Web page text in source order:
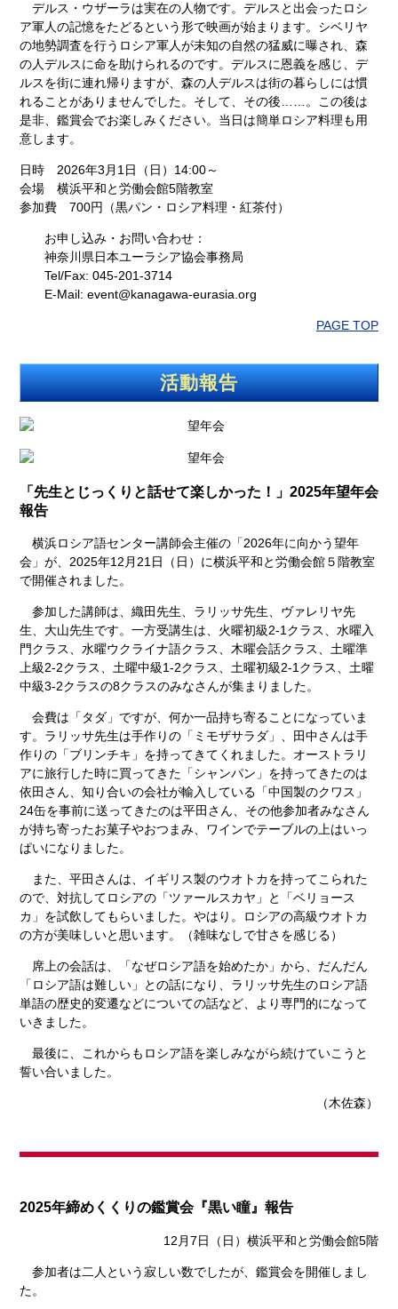
デルス・ウザーラは実在の人物です。デルスと出会ったロシ
ア軍人の記憶をたどるという形で映画が始まります。シベリヤ
の地勢調査を行うロシア軍人が未知の自然の猛威に曝され、森
の人デルスに命を助けられるのです。デルスに恩義を感じ、デ
ルスを街に連れ帰りますが、森の人デルスは街の暮らしには慣
れることがありませんでした。そして、その後……。この後は
是非、鑑賞会でお楽しみください。当日は簡単ロシア料理も用
意します。
日時 2026年3月1日（日）14:00～
会場 横浜平和と労働会館5階教室
参加費 700円（黒パン・ロシア料理・紅茶付）
お申し込み・お問い合わせ：
神奈川県日本ユーラシア協会事務局
Tel/Fax: 045-201-3714
E-Mail: event@kanagawa-eurasia.org
PAGE TOP
活動報告
「先生とじっくりと話せて楽しかった！」2025年望年会
報告
横浜ロシア語センター講師会主催の「2026年に向かう望年
会」が、2025年12月21日（日）に横浜平和と労働会館５階教室
で開催されました。
参加した講師は、織田先生、ラリッサ先生、ヴァレリヤ先
生、大山先生です。一方受講生は、火曜初級2-1クラス、水曜入
門クラス、水曜ウクライナ語クラス、木曜会話クラス、土曜準
上級2-2クラス、土曜中級1-2クラス、土曜初級2-1クラス、土曜
中級3-2クラスの8クラスのみなさんが集まりました。
会費は「タダ」ですが、何か一品持ち寄ることになっていま
す。ラリッサ先生は手作りの「ミモザサラダ」、田中さんは手
作りの「ブリンチキ」を持ってきてくれました。オーストラリ
アに旅行した時に買ってきた「シャンパン」を持ってきたのは
依田さん、知り合いの会社が輸入している「中国製のクワス」
24缶を事前に送ってきたのは平田さん、その他参加者みなさん
が持ち寄ったお菓子やおつまみ、ワインでテーブルの上はいっ
ぱいになりました。
また、平田さんは、イギリス製のウオトカを持ってこられた
ので、対抗してロシアの「ツァールスカヤ」と「ベリョース
カ」を試飲してもらいました。やはり。ロシアの高級ウオトカ
の方が美味しいと思います。（雑味なしで甘さを感じる）
席上の会話は、「なぜロシア語を始めたか」から、だんだん
「ロシア語は難しい」との話になり、ラリッサ先生のロシア語
単語の歴史的変遷などについての話など、より専門的になって
いきました。
最後に、これからもロシア語を楽しみながら続けていこうと
誓い合いました。
（木佐森）
2025年締めくくりの鑑賞会『黒い瞳』報告
12月7日（日）横浜平和と労働会館5階
参加者は二人という寂しい数でしたが、鑑賞会を開催しまし
た。